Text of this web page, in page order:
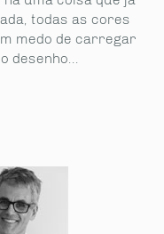
todas as cores
medo de carregar
desenho...